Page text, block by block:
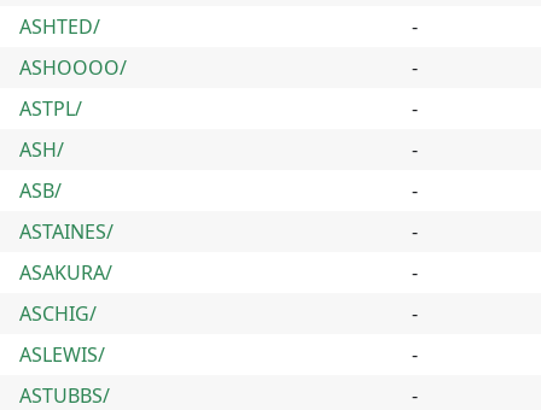
ASHTED/
-
ASHOOOO/
-
ASTPL/
-
ASH/
-
ASB/
-
ASTAINES/
-
ASAKURA/
-
ASCHIG/
-
ASLEWIS/
-
ASTUBBS/
-